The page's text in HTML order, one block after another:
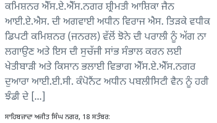
ਕਮਿਸ਼ਨਰ ਐੱਸ.ਏ.ਐੱਸ.ਨਗਰ ਸ਼੍ਰੀਮਤੀ ਆਸ਼ਿਕਾ ਜੈਨ
ਆਈ.ਏ.ਐਸ. ਦੀ ਅਗਵਾਈ ਅਧੀਨ ਵਿਰਾਜ ਐਸ. ਤਿੜਕੇ ਵਧੀਕ
ਡਿਪਟੀ ਕਮਿਸ਼ਨਰ (ਜਨਰਲ) ਵੱਲੋਂ ਝੋਨੇ ਦੀ ਪਰਾਲੀ ਨੂੰ ਅੱਗ ਨਾ
ਲਗਾਉਣ ਅਤੇ ਇਸ ਦੀ ਸੁਚੱਜੀ ਸਾਂਭ ਸੰਭਾਲ ਕਰਨ ਲਈ
ਖੇਤੀਬਾੜੀ ਅਤੇ ਕਿਸਾਨ ਭਲਾਈ ਵਿਭਾਗ ਐੱਸ.ਏ.ਐੱਸ.ਨਗਰ
ਦੁਆਰਾ ਆਈ.ਈ.ਸੀ. ਕੰਪੋਨੈਂਟ ਅਧੀਨ ਪਬਲੀਸਿਟੀ ਵੈਨ ਨੂੰ ਹਰੀ
ਝੰਡੀ ਦੇ […]
ਸਾਹਿਬਜ਼ਾਦਾ ਅਜੀਤ ਸਿੰਘ ਨਗਰ, 18 ਸਤੰਬਰ: